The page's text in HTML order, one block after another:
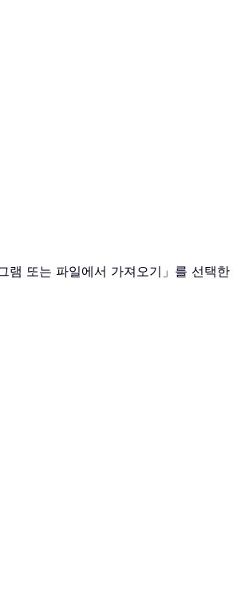
또는 파일에서 가져오기」를 선택한